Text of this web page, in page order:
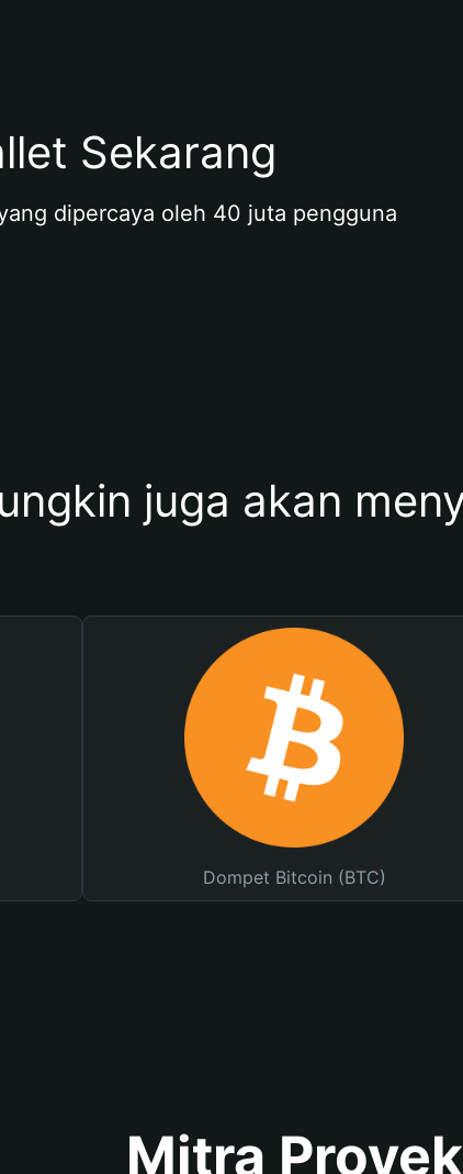
Sekarang
dipercaya oleh 40 juta pengguna
juga akan
Dompet Bitcoin (BTC)
Mitra Proyek